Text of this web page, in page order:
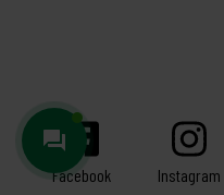
Facebook Instagram